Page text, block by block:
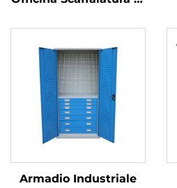
per Magazzino Scaffale
Espositore per
Supermercato Scaffale
Portaoggetti per
Balcone
Armadio Industriale